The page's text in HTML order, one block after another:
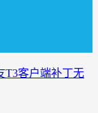
T3客户端补丁无